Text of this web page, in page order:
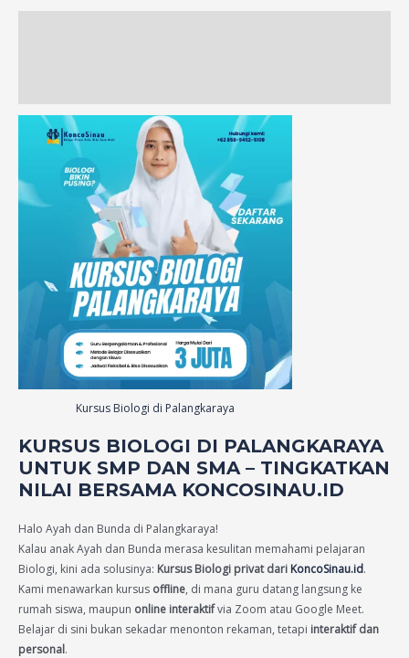
Kursus Biologi di Palangkaraya
KURSUS BIOLOGI DI PALANGKARAYA
UNTUK SMP DAN SMA – TINGKATKAN
NILAI BERSAMA KONCOSINAU.ID
Halo Ayah dan Bunda di Palangkaraya!
Kalau anak Ayah dan Bunda merasa kesulitan memahami pelajaran
Biologi, kini ada solusinya: Kursus Biologi privat dari KoncoSinau.id.
Kami menawarkan kursus offline, di mana guru datang langsung ke
rumah siswa, maupun online interaktifvia Zoom atau Google Meet.
Belajar di sini bukan sekadar menonton rekaman, tetapi interaktif dan
personal.